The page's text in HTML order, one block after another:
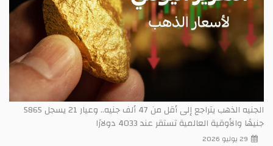
الجنيه الذهب يتراجع إلى أقل من 47 ألف جنيه.. وعيار 21 يسجل 5865
جنيهًا والأوقية العالمية تستقر عند 4033 دولارًا
29 يوليو 2026